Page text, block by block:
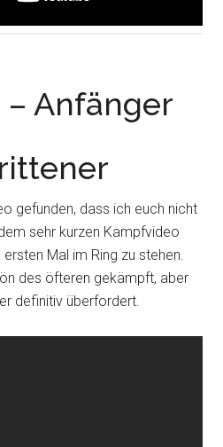
– Anfänger
gefunden, dass ich euch nicht
sehr kurzen Kampfvideo
Mal im Ring zu stehen.
des öfteren gekämpft, aber
definitiv überfordert.